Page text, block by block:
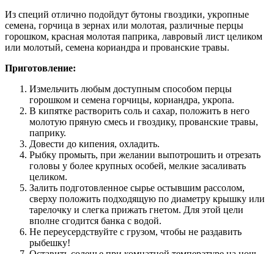
Из специй отлично подойдут бутоны гвоздики, укропные
семена, горчица в зернах или молотая, различные перцы
горошком, красная молотая паприка, лавровый лист целиком
или молотый, семена кориандра и прованские травы.
Приготовление:
Измельчить любым доступным способом перцы
горошком и семена горчицы, кориандра, укропа.
В кипятке растворить соль и сахар, положить в него
молотую пряную смесь и гвоздику, прованские травы,
паприку.
Довести до кипения, охладить.
Рыбку промыть, при желании выпотрошить и отрезать
головы у более крупных особей, мелкие засаливать
целиком.
Залить подготовленное сырье остывшим рассолом,
сверху положить подходящую по диаметру крышку или
тарелочку и слегка прижать гнетом. Для этой цели
вполне сгодится банка с водой.
Не переусердствуйте с грузом, чтобы не раздавить
рыбешку!